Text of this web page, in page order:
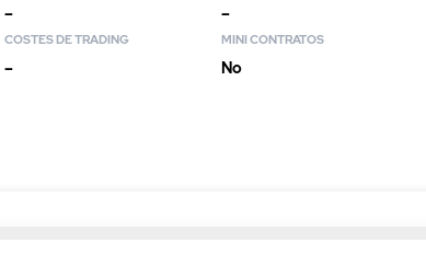
– –
COSTES DE TRADING
–
MINI CONTRATOS
No